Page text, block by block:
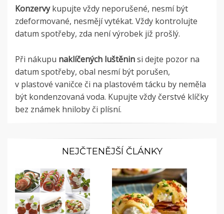
Konzervykupujte vždy neporušené, nesmí být
zdeformované, nesmějí vytékat. Vždy kontrolujte
datum spotřeby, zda není výrobek již prošlý.
Při nákupu naklíčených luštěninsi dejte pozor na
datum spotřeby, obal nesmí být porušen,
v plastové vaničce či na plastovém tácku by neměla
být kondenzovaná voda. Kupujte vždy čerstvé klíčky
bez známek hniloby či plísní.
NEJČTENĚJŠÍ ČLÁNKY